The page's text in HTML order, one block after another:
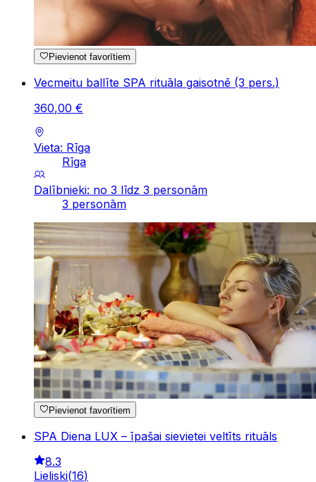
Pievienot favorītiem
Vecmeitu ballīte SPA rituāla gaisotnē (3 pers.)
360,00 €
Vieta: Rīga
Rīga
Dalībnieki: no 3 līdz 3 personām
3 personām
Pievienot favorītiem
SPA Diena LUX – īpašai sievietei veltīts rituāls
8.3
Lieliski(16)